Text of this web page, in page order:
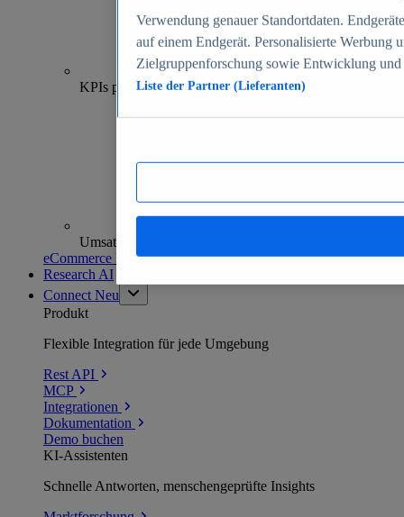
70+
KPIs pro Shop
Umsatzanalysen und -prognosen
eCommerce Insights entdecken
Research AI
Connect Neu
Produkt
Flexible Integration für jede Umgebung
Rest API
MCP
Integrationen
Dokumentation
Demo buchen
KI-Assistenten
Schnelle Antworten, menschengeprüfte Insights
Verwendung genauer Standortdaten.
auf einem Endgerät. Personalisierte Werbung
Zielgruppenforschung sowie Entwicklung
Liste der Partner (Lieferanten)